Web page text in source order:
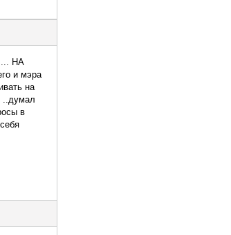
... НА
и мэра
на
..думал
в